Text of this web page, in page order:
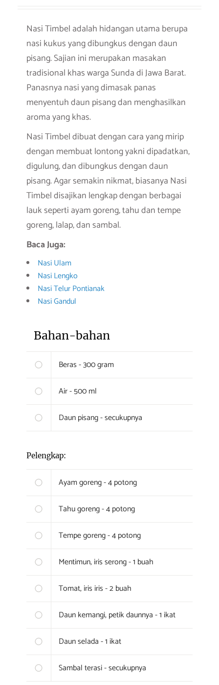
Nasi Timbel adalah hidangan utama berupa
nasi kukus yang dibungkus dengan daun
pisang. Sajian ini merupakan masakan
tradisional khas warga Sunda di Jawa Barat.
Panasnya nasi yang dimasak panas
menyentuh daun pisang dan menghasilkan
aroma yang khas.
Nasi Timbel dibuat dengan cara yang mirip
dengan membuat lontong yakni dipadatkan,
digulung, dan dibungkus dengan daun
pisang. Agar semakin nikmat, biasanya Nasi
Timbel disajikan lengkap dengan berbagai
lauk seperti ayam goreng, tahu dan tempe
goreng, lalap, dan sambal.
Baca Juga:
Nasi Ulam
Nasi Lengko
Nasi Telur Pontianak
Nasi Gandul
Bahan-bahan
Beras - 300 gram
Air - 500 ml
Daun pisang - secukupnya
Pelengkap:
Ayam goreng - 4 potong
Tahu goreng - 4 potong
Tempe goreng - 4 potong
Mentimun, iris serong - 1 buah
Tomat, iris iris - 2 buah
Daun kemangi, petik daunnya - 1 ikat
Daun selada - 1 ikat
Sambal terasi - secukupnya